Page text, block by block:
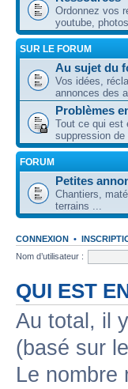
Ordonnez vos
youtube,
SUR LE FORUM
Au sujet du
Vos idées,
annonces des
Problèmes
Tout ce qui est
suppression
FORUM
Petites
Chantiers,
terrains ...
CONNEXION •
Nom d’utilisateur :
QUI EST
Au total, il
(basé sur
Le nombre